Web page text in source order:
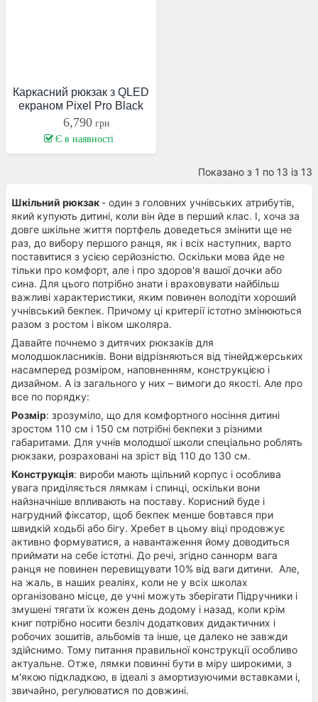
Каркасний рюкзак з QLED
екраном Pixel Pro Black
6,790 грн
Є в наявності
Показано з 1 по 13 із 13
Шкільний рюкзак - один з головних учнівських атрибутів,
який купують дитині, коли він йде в перший клас. І, хоча за
довге шкільне життя портфель доведеться змінити ще не
раз, до вибору першого ранця, як і всіх наступних, варто
поставитися з усією серйозністю. Оскільки мова йде не
тільки про комфорт, але і про здоров'я вашої дочки або
сина. Для цього потрібно знати і враховувати найбільш
важливі характеристики, яким повинен володіти хороший
учнівський бекпек. Причому ці критерії істотно змінюються
разом з ростом і віком школяра.
Давайте почнемо з дитячих рюкзаків для
молодшокласників. Вони відрізняються від тінейджерських
насамперед розміром, наповненням, конструкцією і
дизайном. А із загального у них – вимоги до якості. Але про
все по порядку:
Розмір: зрозуміло, що для комфортного носіння дитині
зростом 110 см і 150 см потрібні бекпеки з різними
габаритами. Для учнів молодшої школи спеціально роблять
рюкзаки, розраховані на зріст від 110 до 130 см.
Конструкція: вироби мають щільний корпус і особлива
увага приділяється лямкам і спинці, оскільки вони
найзначніше впливають на поставу. Корисний буде і
нагрудний фіксатор, щоб бекпек менше бовтався при
швидкій ходьбі або бігу. Хребет в цьому віці продовжує
активно формуватися, а навантаження йому доводиться
приймати на себе істотні. До речі, згідно саннорм вага
ранця не повинен перевищувати 10% від ваги дитини. Але,
на жаль, в наших реаліях, коли не у всіх школах
організовано місце, де учні можуть зберігати Підручники і
змушені тягати їх кожен день додому і назад, коли крім
книг потрібно носити безліч додаткових дидактичних і
робочих зошитів, альбомів та інше, це далеко не завжди
здійснимо. Тому питання правильної конструкції особливо
актуальне. Отже, лямки повинні бути в міру широкими, з
м'якою підкладкою, в ідеалі з амортизуючими вставками і,
звичайно, регулюватися по довжині.